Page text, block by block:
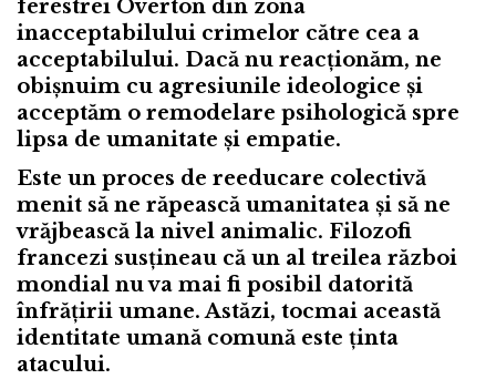
ferestrei Overton din zona
inacceptabilului crimelor către cea a
acceptabilului. Dacă nu reacționăm, ne
obișnuim cu agresiunile ideologice și
acceptăm o remodelare psihologică spre
lipsa de umanitate și empatie.
Este un proces de reeducare colectivă
menit să ne răpească umanitatea și să ne
vrăjbească la nivel animalic. Filozofi
francezi susțineau că un al treilea război
mondial nu va mai fi posibil datorită
înfrățirii umane. Astăzi, tocmai această
identitate umană comună este ținta
atacului.